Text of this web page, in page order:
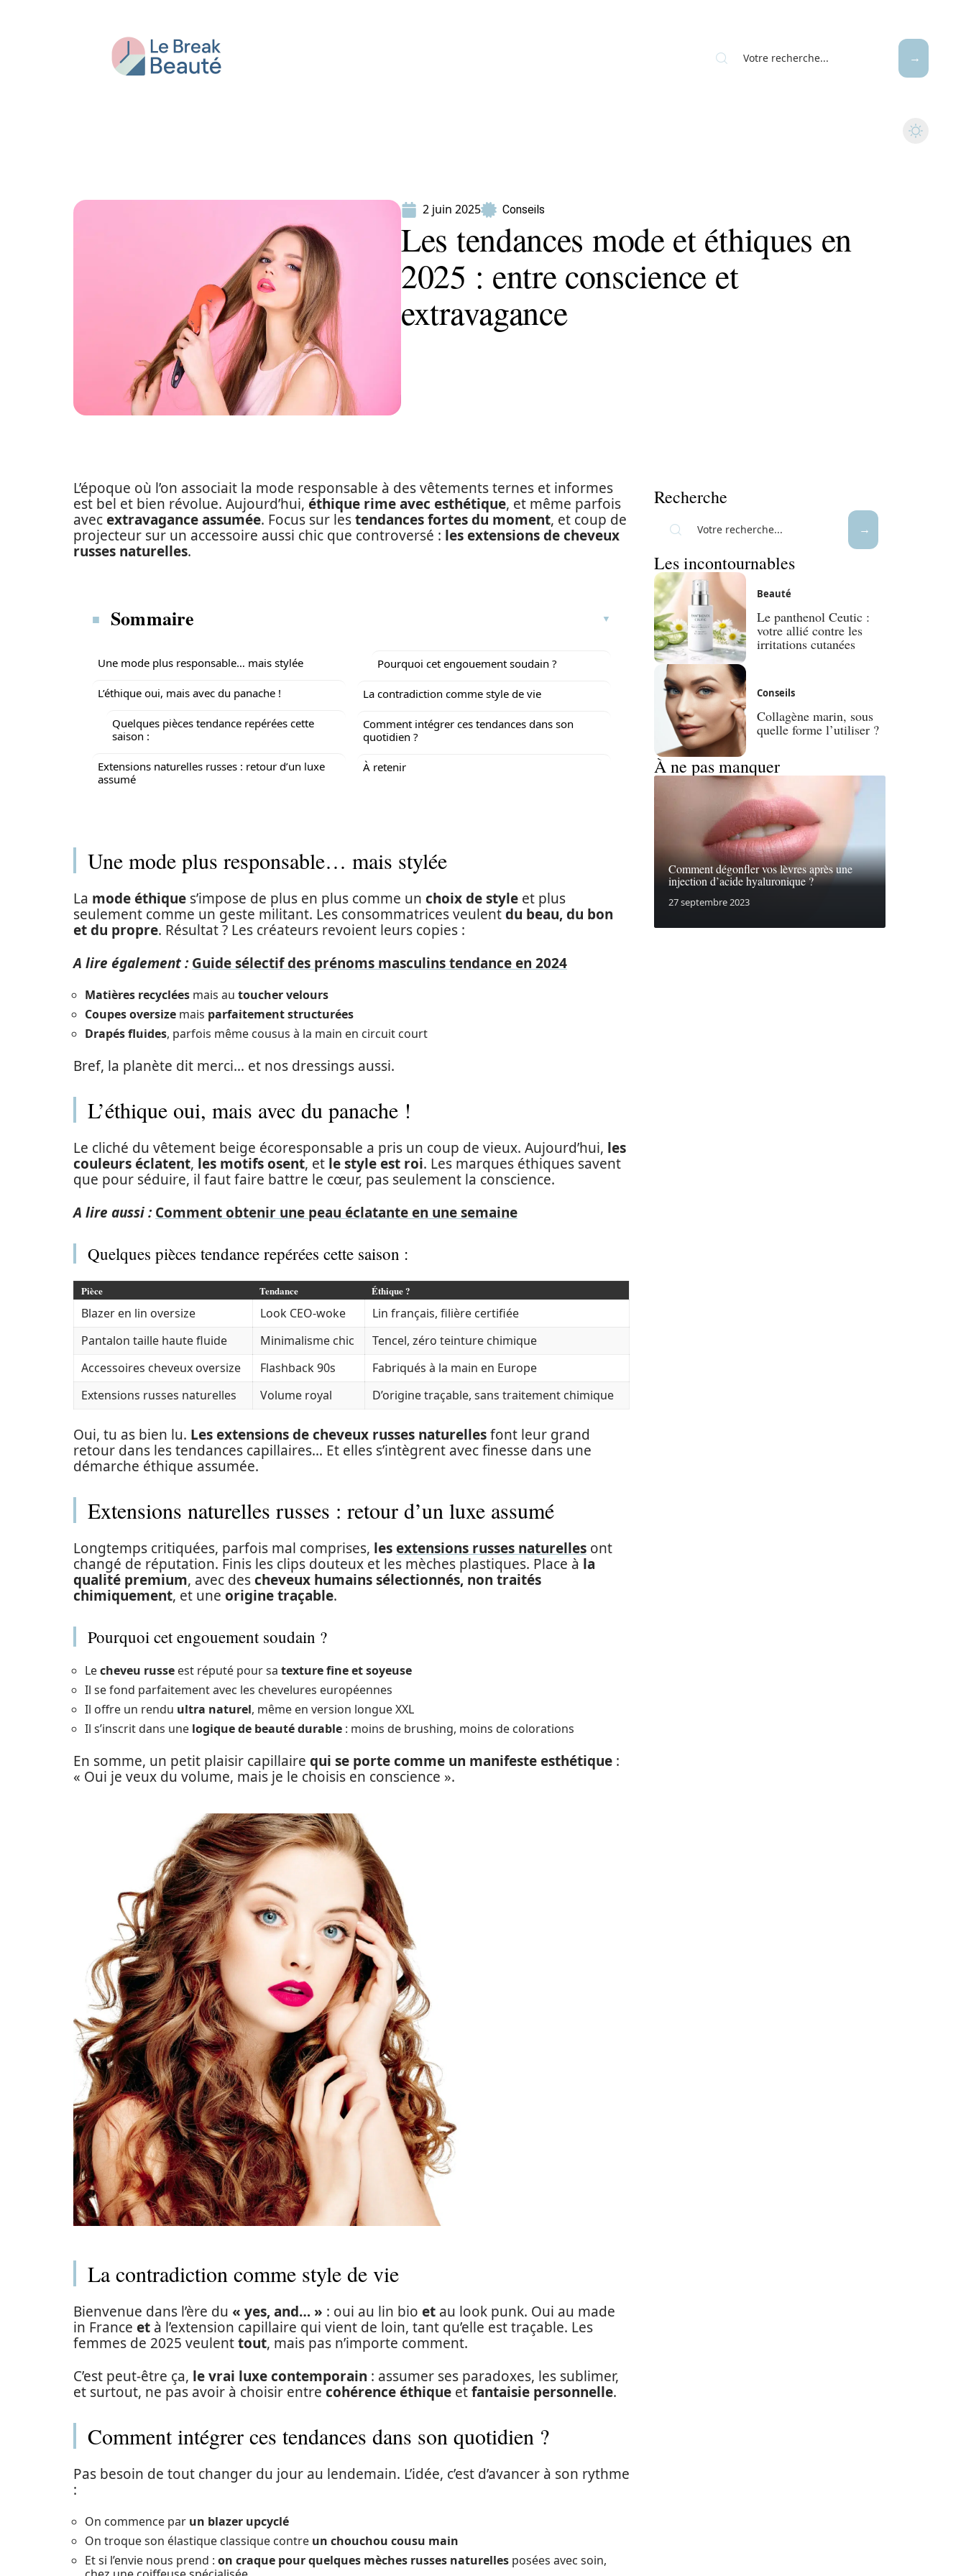
2 juin 2025 Conseils
Les tendances mode et éthiques en
2025 : entre conscience et
extravagance
L’époque où l’on associait la mode responsable à des vêtements ternes et informes
est bel et bien révolue. Aujourd’hui, éthique rime avec esthétique, et même parfois
avecextravagance assumée. Focus sur lestendances fortes du moment, et coup de
projecteur sur un accessoire aussi chic que controversé : les extensions de cheveux
russes naturelles.
Sommaire
Une mode plus responsable… mais stylée
L’éthique oui, mais avec du panache !
Quelques pièces tendance repérées cette
saison :
Extensions naturelles russes : retour d’un luxe
assumé
Pourquoi cet engouement soudain ?
La contradiction comme style de vie
Comment intégrer ces tendances dans son
quotidien ?
À retenir
Une mode plus responsable… mais stylée
La mode éthique s’impose de plus en plus comme un choix de style et plus
seulement comme un geste militant. Les consommatrices veulentdu beau, du bon
et du propre. Résultat ? Les créateurs revoient leurs copies :
A lire également : Guide sélectif des prénoms masculins tendance en 2024
Matières recyclées mais au toucher velours
Coupes oversize mais parfaitement structurées
Drapés fluides, parfois même cousus à la main en circuit court
Bref, la planète dit merci… et nos dressings aussi.
L’éthique oui, mais avec du panache !
Le cliché du vêtement beige écoresponsable a pris un coup de vieux. Aujourd’hui, les
couleurs éclatent, les motifs osent, et le style est roi. Les marques éthiques savent
que pour séduire, il faut faire battre le cœur, pas seulement la conscience.
A lire aussi : Comment obtenir une peau éclatante en une semaine
Quelques pièces tendance repérées cette saison :
Pièce Tendance Éthique ?
Blazer en lin oversize Look CEO-woke
Lin français, filière certifiée
Pantalon taille haute fluide
Minimalisme chic
Tencel, zéro teinture chimique
Accessoires cheveux oversize
Flashback 90s
Fabriqués à la main en Europe
Extensions russes naturelles
Volume royal D’origine traçable, sans traitement chimique
Oui, tu as bien lu. Les extensions de cheveux russes naturellesfont leur grand
retour dans les tendances capillaires… Et elles s’intègrent avec finesse dans une
démarche éthique assumée.
Extensions naturelles russes : retour d’un luxe assumé
Longtemps critiquées, parfois mal comprises, lesextensions russes naturelles ont
changé de réputation. Finis les clips douteux et les mèches plastiques. Place à la
qualité premium, avec descheveux humains sélectionnés, non traités
chimiquement, et une origine traçable.
Pourquoi cet engouement soudain ?
Lecheveu russe est réputé pour sa texture fine et soyeuse
Il se fond parfaitement avec les chevelures européennes
Il offre un rendu ultra naturel, même en version longue XXL
Il s’inscrit dans une logique de beauté durable : moins de brushing, moins de colorations
En somme, un petit plaisir capillaire qui se porte comme un manifeste esthétique :
« Oui je veux du volume, mais je le choisis en conscience ».
La contradiction comme style de vie
Bienvenue dans l’ère du « yes, and… » : oui au lin bio et au look punk. Oui au made
in France et à l’extension capillaire qui vient de loin, tant qu’elle est traçable. Les
femmes de 2025 veulenttout, mais pas n’importe comment.
C’est peut-être ça, le vrai luxe contemporain : assumer ses paradoxes, les sublimer,
et surtout, ne pas avoir à choisir entre cohérence éthique etfantaisie personnelle.
Comment intégrer ces tendances dans son quotidien ?
Pas besoin de tout changer du jour au lendemain. L’idée, c’est d’avancer à son rythme
:
On commence par un blazer upcyclé
On troque son élastique classique contre un chouchou cousu main
Et si l’envie nous prend : on craque pour quelques mèches russes naturelles posées avec soin,
Recherche
Les incontournables
Beauté
Le panthenol Ceutic :
votre allié contre les
irritations cutanées
Conseils
Collagène marin, sous
quelle forme l’utiliser ?
À ne pas manquer
Comment dégonfler vos lèvres après une
injection d’acide hyaluronique ?
27 septembre 2023